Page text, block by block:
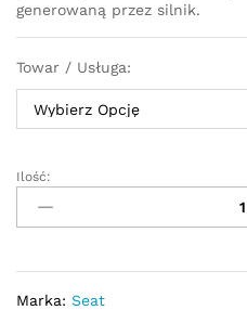
generowaną przez silnik.
Towar / Usługa:
Turbosprężarka
turbina
Leon
2.0
Ilość:
Marka: Seat